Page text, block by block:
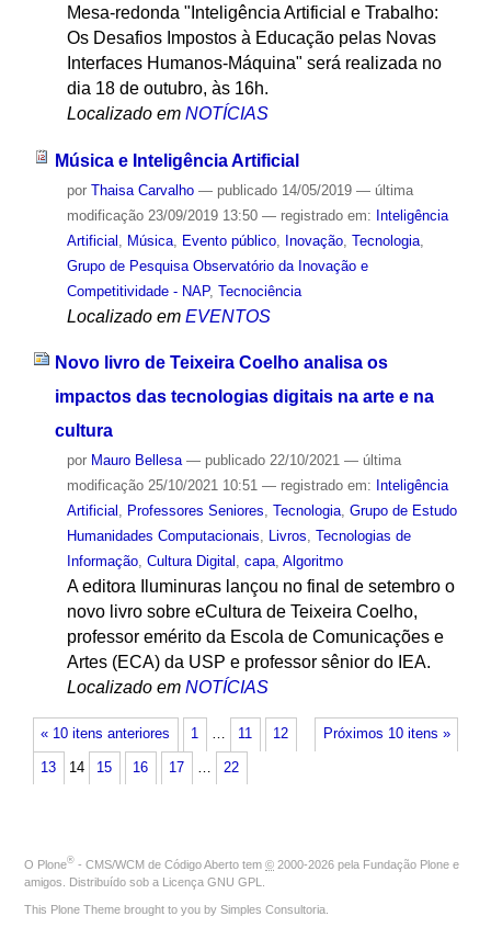
Mesa-redonda "Inteligência Artificial e Trabalho:
Os Desafios Impostos à Educação pelas Novas
Interfaces Humanos-Máquina" será realizada no
dia 18 de outubro, às 16h.
Localizado em NOTÍCIAS
Música e Inteligência Artificial
por Thaisa Carvalho — publicado14/05/2019 — última
modificação23/09/2019 13:50 — registrado em: Inteligência
Artificial
Música, Evento público, Inovação, Tecnologia,
Grupo de Pesquisa Observatório da Inovação e
Competitividade - NAP, Tecnociência
Localizado em EVENTOS
Novo livro de Teixeira Coelho analisa os
impactos das tecnologias digitais na arte e na
cultura
por Mauro Bellesa — publicado22/10/2021 — última
modificação25/10/2021 10:51 — registrado em: Inteligência
Artificial , Professores Seniores, Tecnologia, Grupo de Estudo
Humanidades Computacionais, Livros, Tecnologias de
Informação, Cultura Digital , capa, Algoritmo
A editora Iluminuras lançou no final de setembro o
novo livro sobre eCultura de Teixeira Coelho,
professor emérito da Escola de Comunicações e
Artes (ECA) da USP e professor sênior do IEA.
Localizado em NOTÍCIAS
« 10 itens anteriores Próximos 10 itens »
1 … 11 12
13 14 15 16 17 … 22
O Plone® - CMS/WCM de Código Aberto tem © 2000-2026 pela Fundação Plone e
amigos. Distribuído sob a Licença GNU GPL
This Plone Theme brought to you by Simples Consultoria